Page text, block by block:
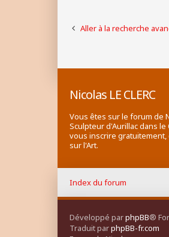
Aller à la recherche
Nicolas LE CLERC
Vous êtes sur le forum de
Sculpteur d'Aurillac dans
vous inscrire
sur l'Art.
Index du forum
Développé parphpBB®
Traduit parphpBB-fr.com